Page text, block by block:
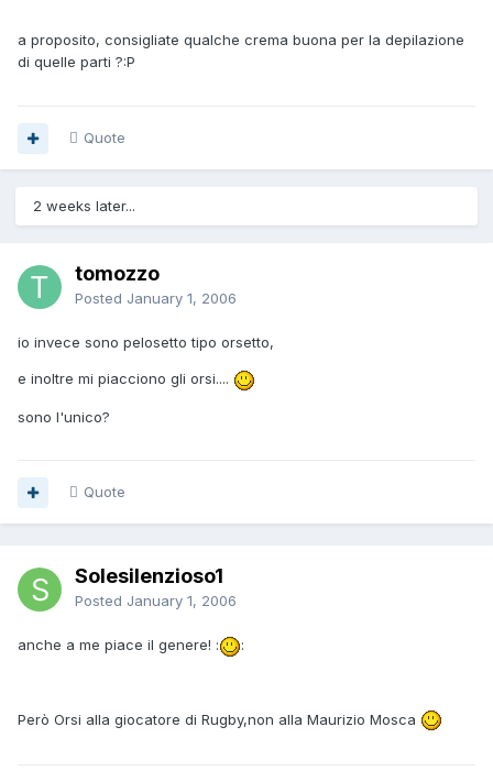
a proposito, consigliate qualche crema buona per la depilazione
di quelle parti ?:P
Quote
2 weeks later...
tomozzo
Posted January 1, 2006
io invece sono pelosetto tipo orsetto,
e inoltre mi piacciono gli orsi....
sono l'unico?
Quote
Solesilenzioso1
Posted January 1, 2006
anche a me piace il genere! : :
Però Orsi alla giocatore di Rugby,non alla Maurizio Mosca